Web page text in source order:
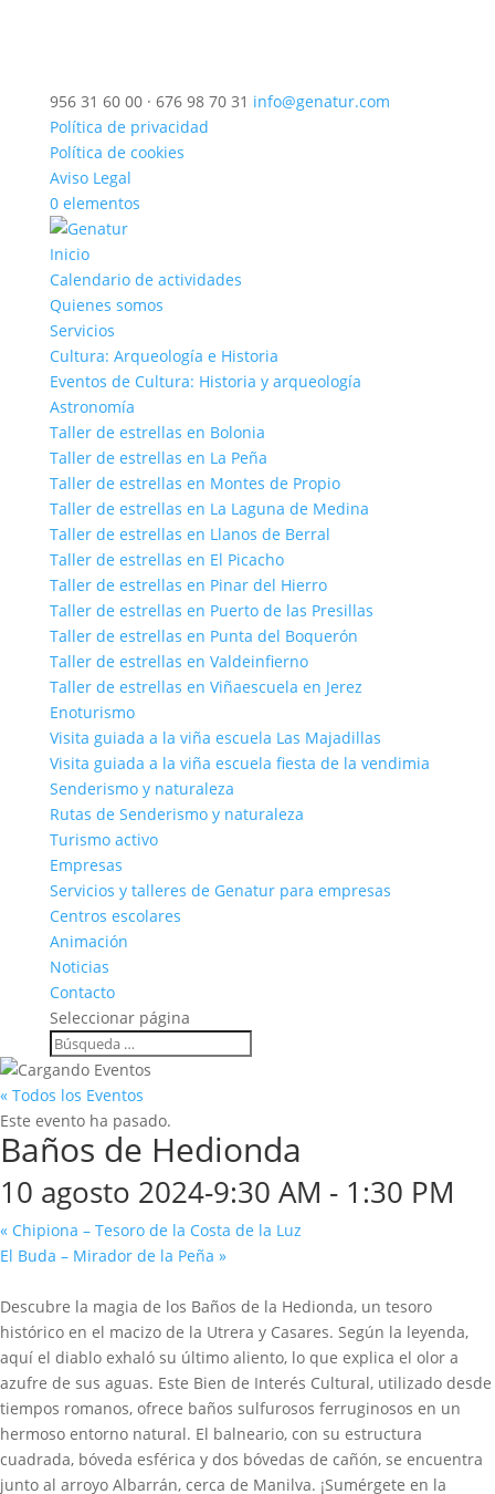
956 31 60 00 · 676 98 70 31 info@genatur.com
Política de privacidad
Política de cookies
Aviso Legal
0 elementos
Inicio
Calendario de actividades
Quienes somos
Servicios
Cultura: Arqueología e Historia
Eventos de Cultura: Historia y arqueología
Astronomía
Taller de estrellas en Bolonia
Taller de estrellas en La Peña
Taller de estrellas en Montes de Propio
Taller de estrellas en La Laguna de Medina
Taller de estrellas en Llanos de Berral
Taller de estrellas en El Picacho
Taller de estrellas en Pinar del Hierro
Taller de estrellas en Puerto de las Presillas
Taller de estrellas en Punta del Boquerón
Taller de estrellas en Valdeinfierno
Taller de estrellas en Viñaescuela en Jerez
Enoturismo
Visita guiada a la viña escuela Las Majadillas
Visita guiada a la viña escuela fiesta de la vendimia
Senderismo y naturaleza
Rutas de Senderismo y naturaleza
Turismo activo
Empresas
Servicios y talleres de Genatur para empresas
Centros escolares
Animación
Noticias
Contacto
Seleccionar página
« Todos los Eventos
Este evento ha pasado.
Baños de Hedionda
10 agosto 2024-9:30 AM - 1:30 PM
« Chipiona – Tesoro de la Costa de la Luz
El Buda – Mirador de la Peña »
Descubre la magia de los Baños de la Hedionda, un tesoro
histórico en el macizo de la Utrera y Casares. Según la leyenda,
aquí el diablo exhaló su último aliento, lo que explica el olor a
azufre de sus aguas. Este Bien de Interés Cultural, utilizado desde
tiempos romanos, ofrece baños sulfurosos ferruginosos en un
hermoso entorno natural. El balneario, con su estructura
cuadrada, bóveda esférica y dos bóvedas de cañón, se encuentra
junto al arroyo Albarrán, cerca de Manilva. ¡Sumérgete en la